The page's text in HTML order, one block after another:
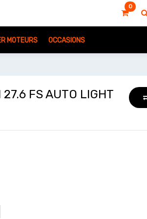
0
MOTEURS OCCASIONS
FS AUTO LIGHT